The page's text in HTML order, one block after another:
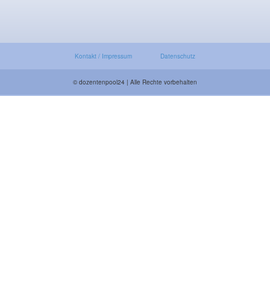
Kontakt / Impressum Datenschutz
© dozentenpool24 | Alle Rechte vorbehalten